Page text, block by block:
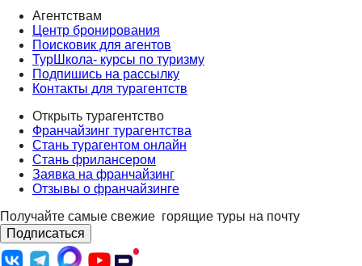
Агентствам
Центр бронирования
Поисковик для агентов
ТурШкола- курсы по туризму
Подпишись на рассылку
Контакты для турагентств
Открыть турагентство
Франчайзинг турагентства
Стань турагентом онлайн
Стань фрилансером
Заявка на франчайзинг
Отзывы о франчайзинге
Получайте самые свежие горящие туры на почту
Подписаться